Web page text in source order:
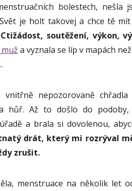
bolestech, nešla
je holt takovej a chce tě
Ctižádost, soutěžení, výkon,
a vyznala se líp v mapách
nepozorovaně
hůř. Až to došlo do podoby,
a brala si dovolenou,
drát, který mi rozrýval
zrušit.
menstruace na několik let